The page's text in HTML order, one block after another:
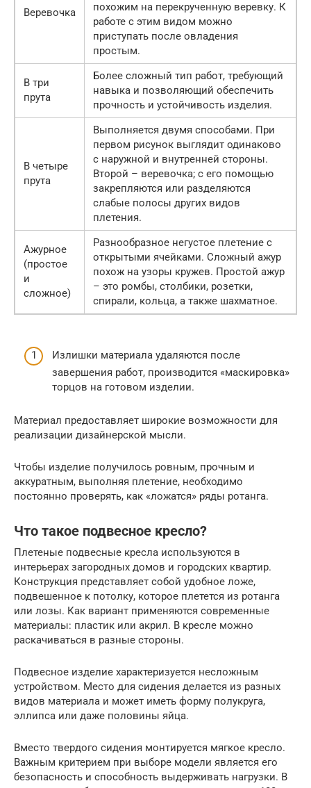
Веревочка
похожим на перекрученную веревку. К
работе с этим видом можно
приступать после овладения
простым.
В три
прута
Более сложный тип работ, требующий
навыка и позволяющий обеспечить
прочность и устойчивость изделия.
В четыре
прута
Выполняется двумя способами. При
первом рисунок выглядит одинаково
с наружной и внутренней стороны.
Второй – веревочка; с его помощью
закрепляются или разделяются
слабые полосы других видов
плетения.
Ажурное
(простое
и
сложное)
Разнообразное негустое плетение с
открытыми ячейками. Сложный ажур
похож на узоры кружев. Простой ажур
– это ромбы, столбики, розетки,
спирали, кольца, а также шахматное.
Излишки материала удаляются после
завершения работ, производится «маскировка»
торцов на готовом изделии.
Материал предоставляет широкие возможности для
реализации дизайнерской мысли.
Чтобы изделие получилось ровным, прочным и
аккуратным, выполняя плетение, необходимо
постоянно проверять, как «ложатся» ряды ротанга.
Что такое подвесное кресло?
Плетеные подвесные кресла используются в
интерьерах загородных домов и городских квартир.
Конструкция представляет собой удобное ложе,
подвешенное к потолку, которое плетется из ротанга
или лозы. Как вариант применяются современные
материалы: пластик или акрил. В кресле можно
раскачиваться в разные стороны.
Подвесное изделие характеризуется несложным
устройством. Место для сидения делается из разных
видов материала и может иметь форму полукруга,
эллипса или даже половины яйца.
Вместо твердого сидения монтируется мягкое кресло.
Важным критерием при выборе модели является его
безопасность и способность выдерживать нагрузки. В